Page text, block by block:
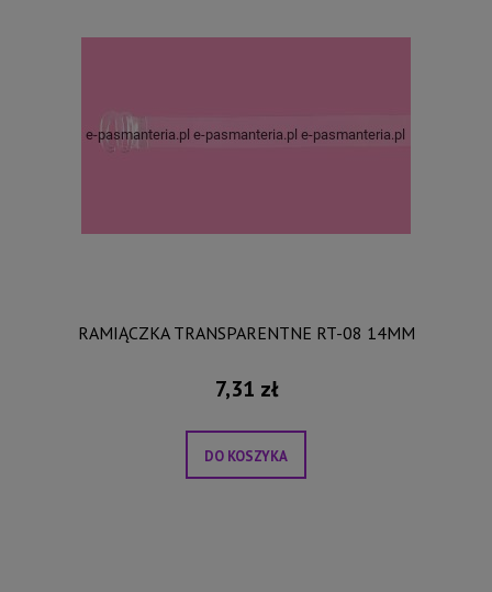
RAMIĄCZKA TRANSPARENTNE RT-08 14MM
7,31 zł
DO KOSZYKA